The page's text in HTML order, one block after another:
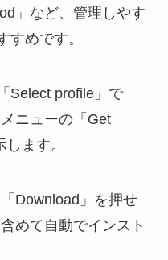
」など、管理しやす
すめです。
Select profile」で
ニューの「Get
ます。
Download」を押せ
めて自動でインスト